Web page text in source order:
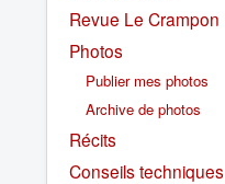
Revue Le Crampon
Photos
Publier mes photos
Archive de photos
Récits
Conseils techniques